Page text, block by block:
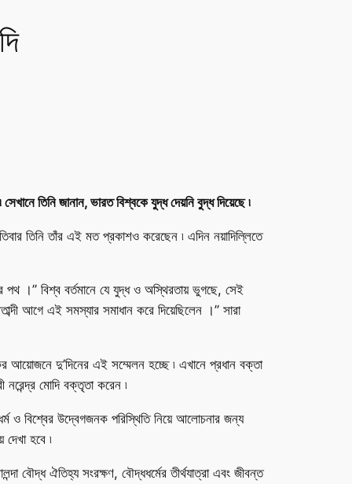
তিনি জানান, ভারত বিশ্বকে যুদ্ধ দেয়নি বুদ্ধ দিয়েছে ৷
তিনি তাঁর এই মত প্রকাশও করেছেন ৷ এদিন নয়াদিল্লিতে
পথ ।’’ বিশ্ব বর্তমানে যে যুদ্ধ ও অস্থিরতায় ভুগছে, সেই
আগে এই সমস্যার সমাধান করে দিয়েছিলেন ।’’ সারা
দু’দিনের এই সম্মেলন হচ্ছে ৷ এখানে প্রধান বক্তা
নরেন্দ্র মোদি বক্তৃতা করেন ৷
ও বিশ্বের উদ্বেগজনক পরিস্থিতি নিয়ে আলোচনার জন্য
হবে ৷
বৌদ্ধ ঐতিহ্য সংরক্ষণ, বৌদ্ধধর্মের তীর্থযাত্রা এবং জীবন্ত